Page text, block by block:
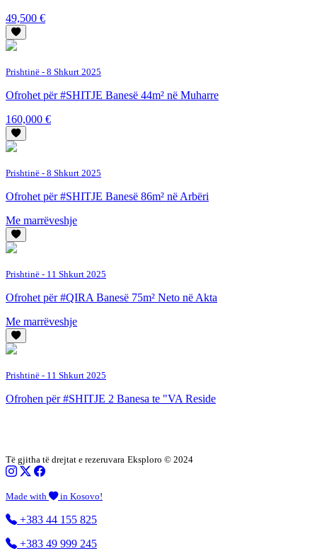
49,500 €
Prishtinë - 8 Shkurt 2025
Ofrohet për #SHITJE Banesë 44m² në Muharre
160,000 €
Prishtinë - 8 Shkurt 2025
Ofrohet për #SHITJE Banesë 86m² në Arbëri
Me marrëveshje
Prishtinë - 11 Shkurt 2025
Ofrohet për #QIRA Banesë 75m² Neto në Akta
Me marrëveshje
Prishtinë - 11 Shkurt 2025
Ofrohen për #SHITJE 2 Banesa te "VA Reside
Të gjitha të drejtat e rezeruvara Eksploro © 2024
Made with in Kosovo!
+383 44 155 825
+383 49 999 245